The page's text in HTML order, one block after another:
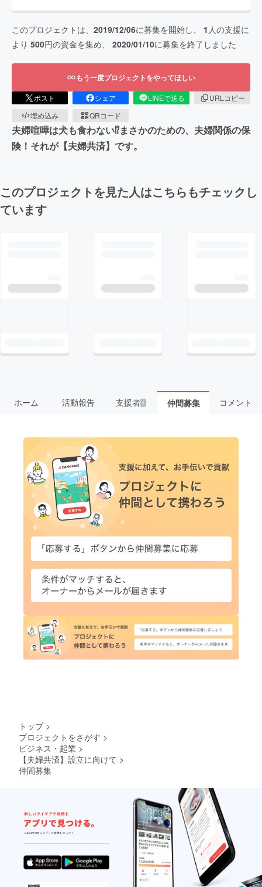
このプロジェクトは、 2019/12/06に募集を開始し、 1 人の支援に
より 500円の資金を集め、 2020/01/10に募集を終了しました
もう一度プロジェクトをやってほしい
ポスト シェア LINEで送る
URLコピー
埋め込み
QRコード
夫婦喧嘩は犬も食わない⁉︎まさかのための、夫婦関係の保
険！それが【夫婦共済】です。
このプロジェクトを見た人はこちらもチェックし
ています
ホーム 活動報告 支援者 1 仲間募集 コメント
トップ >
プロジェクトをさがす >
ビジネス・起業 >
【夫婦共済】設立に向けて >
仲間募集